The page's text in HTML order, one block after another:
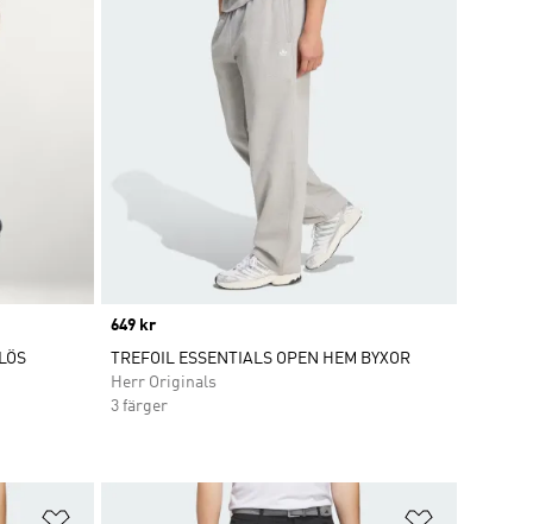
Price
649 kr
TREFOIL ESSENTIALS OPEN HEM BYXOR
Herr Originals
3 färger
Lägg till på önskelistan